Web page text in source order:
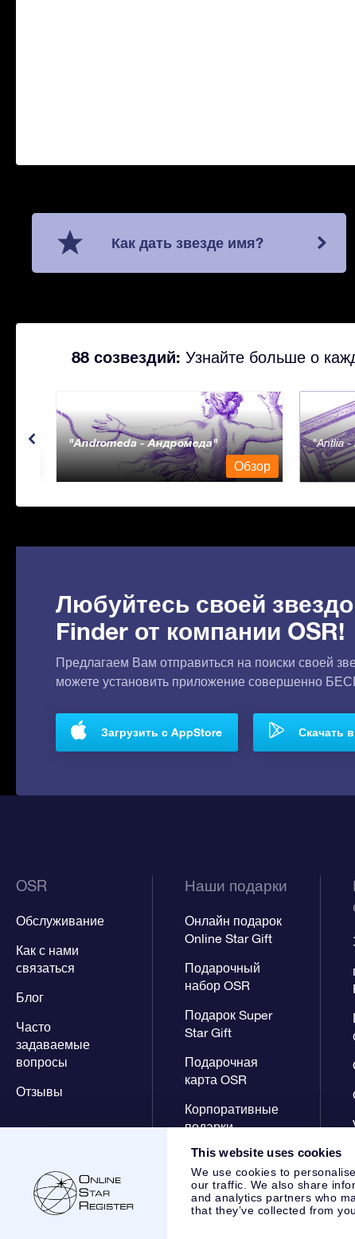
This website uses cookies
We use cookies to
our traffic. We also share
and analytics partners who
that they’ve collected from
Как дать звезде имя?
88 созвездий: Узнайте больше о
Andromeda - Андромеда
Обзор
Antlia -
Любуйтесь своей
Finder от компании OSR!
Предлагаем Вам отправиться на поиски своей
можете установить приложение совершенно
Загрузить с AppStore Скачать
OSR
Обслуживание
Как с нами
связаться
Блог
Часто
задаваемые
вопросы
Отзывы
Наши подарки
Онлайн подарок
Online Star Gift
Подарочный
набор OSR
Подарок Super
Star Gift
Подарочная
карта OSR
Корпоративные
подарки